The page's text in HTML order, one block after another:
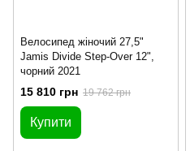
Велосипед жіночий 27,5"
Jamis Divide Step-Over 12",
чорний 2021
15 810 грн 19 762 грн
Купити